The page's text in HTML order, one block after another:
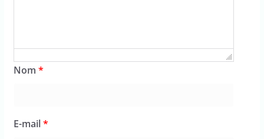
Nom *
E-mail*